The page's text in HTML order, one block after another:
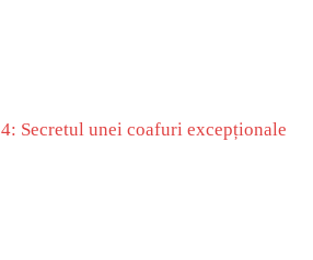
Secretul unei coafuri excepționale